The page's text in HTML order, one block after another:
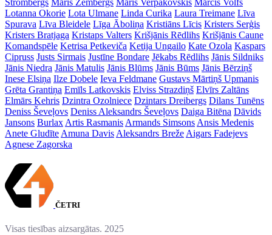
Štrombergs Māris Zembergs Māris Verpakovskis Mārcis Volfs
Lotanna Okorie Lota Ulmane Linda Curika Laura Treimane Līva
Spurava Līva Bleidele Līga Āboliņa Kristiāns Līcis Kristers Serģis
Kristers Bratjaga Kristaps Valters Krišjānis Rēdlihs Krišjānis Caune
Komandspēle Ketrisa Petkeviča Ketija Ungailo Kate Ozola Kaspars
Cipruss Justs Sirmais Justīne Bondare Jēkabs Rēdlihs Jānis Sildniks
Jānis Niedra Jānis Matulis Jānis Blūms Jānis Būms Jānis Bērziņš
Inese Elsiņa Ilze Dobele Ieva Feldmane Gustavs Mārtiņš Upmanis
Grēta Grantiņa Emīls Latkovskis Elviss Strazdiņš Elvīrs Zaltāns
Elmārs Kehris Dzintra Ozolniece Dzintars Dreibergs Dilans Tunēns
Deniss Ševeļovs Deniss Aleksandrs Ševeļovs Daiga Bitēna Dāvids
Jansons Burlax Artis Rasmanis Armands Simsons Ansis Medenis
Anete Gludīte Amuna Davis Aleksandrs Breže Aigars Fadejevs
Agnese Zagorska
ČETRI
Visas tiesības aizsargātas. 2025